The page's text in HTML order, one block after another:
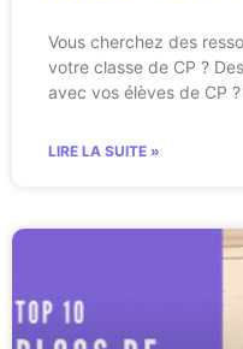
Vous cherchez des
votre classe de CP ?
avec vos élèves de CP
LIRE LA SUITE »